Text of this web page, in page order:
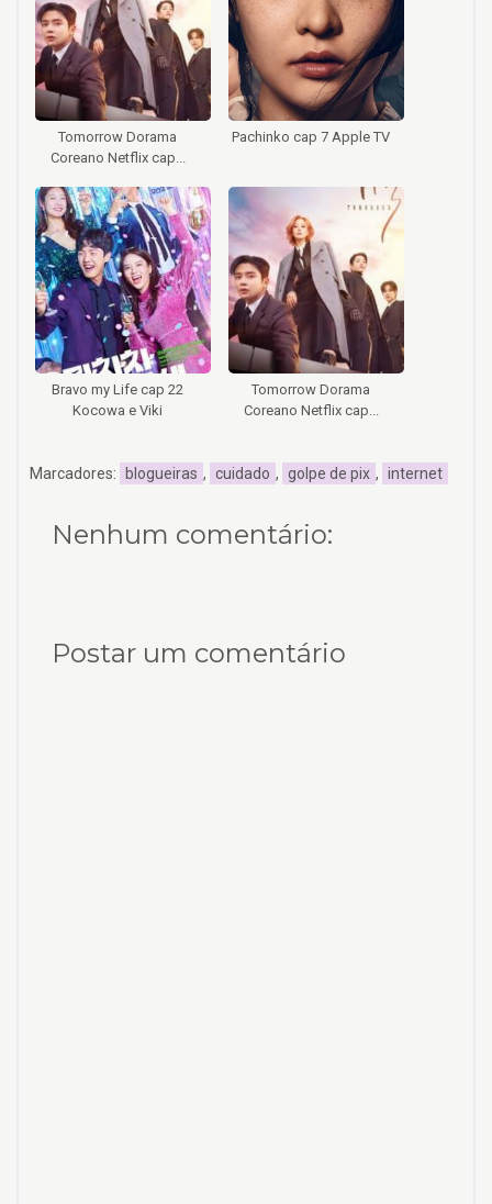
Tomorrow Dorama
Coreano Netflix cap...
Pachinko cap 7 Apple TV
Bravo my Life cap 22
Kocowa e Viki
Tomorrow Dorama
Coreano Netflix cap...
Marcadores: blogueiras , cuidado , golpe de pix , internet
Nenhum comentário:
Postar um comentário